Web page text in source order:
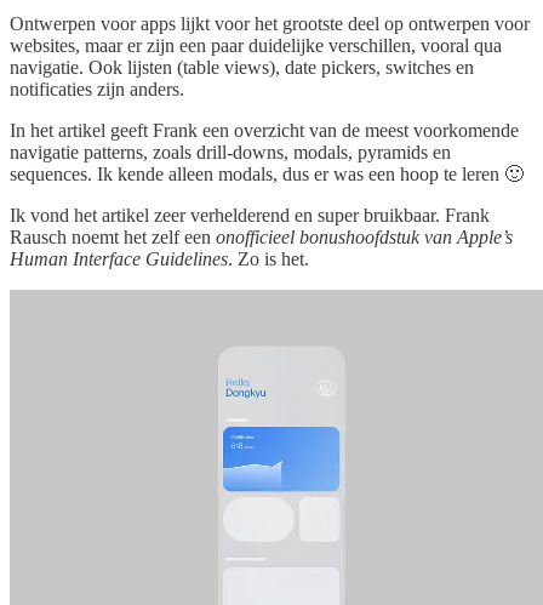
Ontwerpen voor apps lijkt voor het grootste deel op ontwerpen voor
websites, maar er zijn een paar duidelijke verschillen, vooral qua
navigatie. Ook lijsten (table views), date pickers, switches en
notificaties zijn anders.
In het artikel geeft Frank een overzicht van de meest voorkomende
navigatie patterns, zoals drill-downs, modals, pyramids en
sequences. Ik kende alleen modals, dus er was een hoop te leren 🙂
Ik vond het artikel zeer verhelderend en super bruikbaar. Frank
Rausch noemt het zelf een onofficieel bonushoofdstuk van Apple’s
Human Interface Guidelines. Zo is het.